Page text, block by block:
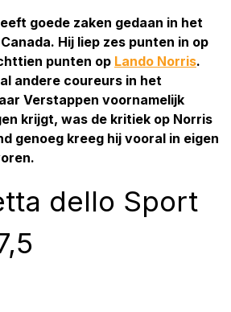
goede zaken gedaan in het
Hij liep zes punten in op
punten op Lando Norris.
andere coureurs in het
Verstappen voornamelijk
krijgt, was de kritiek op Norris
genoeg kreeg hij vooral in eigen
dello Sport